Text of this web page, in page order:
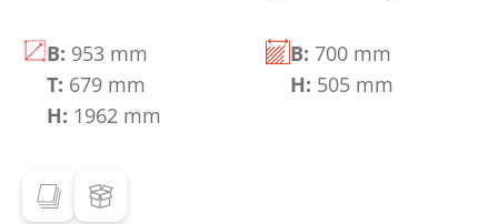
B: 953 mm
T: 679 mm
H: 1962 mm
B: 700 mm
H: 505 mm